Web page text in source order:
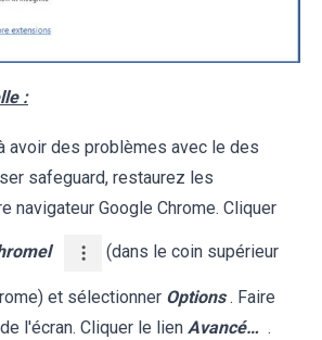
:
avoir des problèmes avec le des
safeguard, restaurez les
navigateur Google Chrome. Cliquer
(dans le coin supérieur
et sélectionner Options . Faire
l'écran. Cliquer le lien Avancé… .